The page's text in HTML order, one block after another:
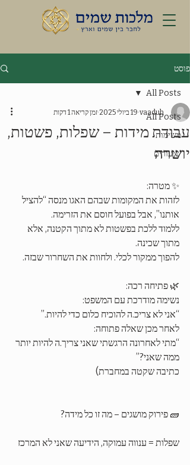
פוסט
All Posts
משימות
שיעורים
All Posts
עבודת מידות – שפלות, פשטות,
יושרה
vaaduh 19 ביולי 2025 זמן קריאה 1 דקות
✨ מטרה:
לזהות את המקומות שבהם האגו מנסה “להציל
אותנו”, אבל בפועל חוסם את הזרימה.
ללמוד ללכת בפשטות לא מתוך הקטנה, אלא
מתוך שכינה.
להפוך ממקור לכלי. ולחוות את השחרור שבזה.
🌿 פתיחה רכה:
נשימה מודרכת עם המשפט:
“אני לא צריכ.ה להוכיח כלום כדי להיות.”
לאחר מכן שאלה פתוחה:
“מתי לאחרונה הרגשתי שאני צריך.ה להיות יותר
ממה שאני?”
כתיבה שקטה במחברת)
🧱 פירוק מושגים – מה זו כל מידה?
שפלות = ענווה עמוקה, הידיעה שאני לא המרכז